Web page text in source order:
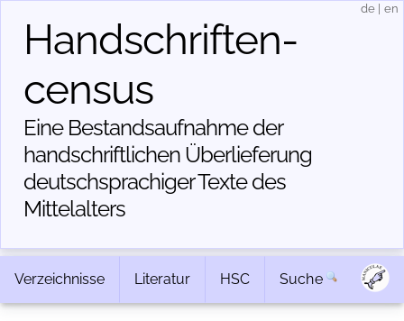
Handschriften­
census
Eine Bestandsaufnahme der
handschriftlichen Über­lieferung
deutschsprachiger Texte des
Mittelalters
de en
Verzeichnisse Literatur HSC Suche